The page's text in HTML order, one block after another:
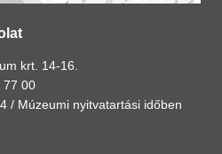
krt. 14-16.
77 00
/ Múzeumi nyitvatartási időben